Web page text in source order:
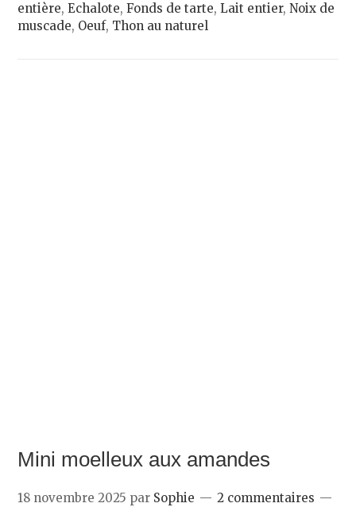
entière,Echalote,Fonds de tarte,Lait entier,Noix de
muscade, Oeuf, Thon au naturel
Mini moelleux aux amandes
18 novembre 2025 par Sophie
2 commentaires